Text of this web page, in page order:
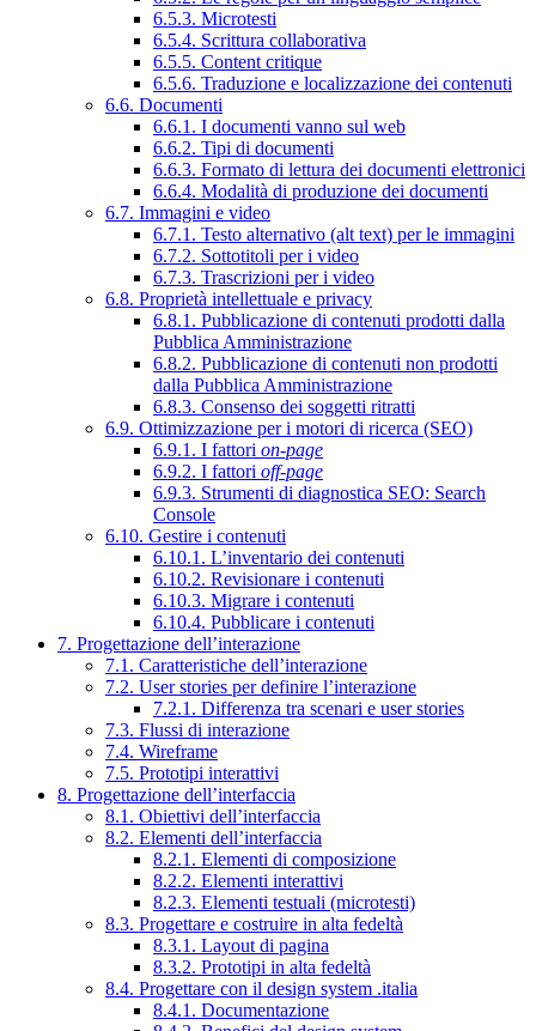
6.5.3. Microtesti
6.5.4. Scrittura collaborativa
6.5.5. Content critique
6.5.6. Traduzione e localizzazione dei contenuti
6.6. Documenti
6.6.1. I documenti vanno sul web
6.6.2. Tipi di documenti
6.6.3. Formato di lettura dei documenti elettronici
6.6.4. Modalità di produzione dei documenti
6.7. Immagini e video
6.7.1. Testo alternativo (alt text) per le immagini
6.7.2. Sottotitoli per i video
6.7.3. Trascrizioni per i video
6.8. Proprietà intellettuale e privacy
6.8.1. Pubblicazione di contenuti prodotti dalla
Pubblica Amministrazione
6.8.2. Pubblicazione di contenuti non prodotti
dalla Pubblica Amministrazione
6.8.3. Consenso dei soggetti ritratti
6.9. Ottimizzazione per i motori di ricerca (SEO)
6.9.1. I fattori on-page
6.9.2. I fattori off-page
6.9.3. Strumenti di diagnostica SEO: Search
Console
6.10. Gestire i contenuti
6.10.1. L’inventario dei contenuti
6.10.2. Revisionare i contenuti
6.10.3. Migrare i contenuti
6.10.4. Pubblicare i contenuti
7. Progettazione dell’interazione
7.1. Caratteristiche dell’interazione
7.2. User stories per definire l’interazione
7.2.1. Differenza tra scenari e user stories
7.3. Flussi di interazione
7.4. Wireframe
7.5. Prototipi interattivi
8. Progettazione dell’interfaccia
8.1. Obiettivi dell’interfaccia
8.2. Elementi dell’interfaccia
8.2.1. Elementi di composizione
8.2.2. Elementi interattivi
8.2.3. Elementi testuali (microtesti)
8.3. Progettare e costruire in alta fedeltà
8.3.1. Layout di pagina
8.3.2. Prototipi in alta fedeltà
8.4. Progettare con il design system .italia
8.4.1. Documentazione